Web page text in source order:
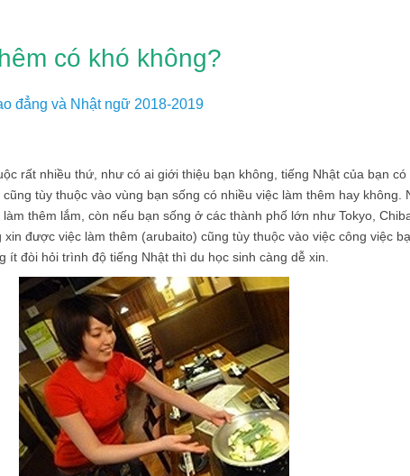
có khó không?
đẳng và Nhật ngữ 2018-2019
rất nhiều thứ, như có ai giới thiệu bạn không, tiếng Nhật của bạn
tùy thuộc vào vùng bạn sống có nhiều việc làm thêm hay không.
thêm lắm, còn nếu bạn sống ở các thành phố lớn như Tokyo,
được việc làm thêm (arubaito) cũng tùy thuộc vào việc công việc
ít đòi hỏi trình độ tiếng Nhật thì du học sinh càng dễ xin.